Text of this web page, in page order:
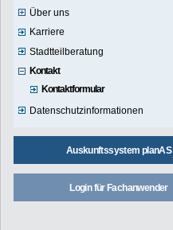
Über uns
Karriere
Stadtteilberatung
Kontakt
Kontaktformular
Datenschutzinformationen
Auskunftssystem planAS
Login für Fachanwender